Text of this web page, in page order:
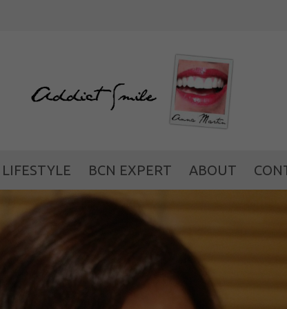
WEILO: una nueva forma
LIFESTYLE BCN EXPERT ABOUT